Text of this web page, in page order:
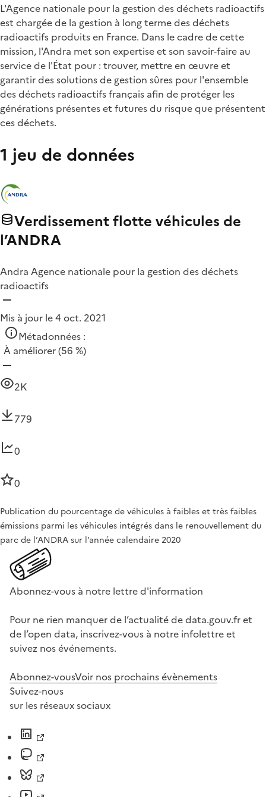
L'Agence nationale pour la gestion des déchets radioactifs
est chargée de la gestion à long terme des déchets
radioactifs produits en France. Dans le cadre de cette
mission, l'Andra met son expertise et son savoir-faire au
service de l'État pour : trouver, mettre en œuvre et
garantir des solutions de gestion sûres pour l'ensemble
des déchets radioactifs français afin de protéger les
générations présentes et futures du risque que présentent
ces déchets.
1 jeu de données
Verdissement flotte véhicules de
l’ANDRA
Andra Agence nationale pour la gestion des déchets
radioactifs
Mis à jour le 4 oct. 2021
Métadonnées :
À améliorer(56 %)
2K
779
0
0
Publication du pourcentage de véhicules à faibles et très faibles
émissions parmi les véhicules intégrés dans le renouvellement du
parc de l’ANDRA sur l’année calendaire 2020
Abonnez-vous à notre lettre d'information
Pour ne rien manquer de l’actualité de data.gouv.fr et
de l’open data, inscrivez-vous à notre infolettre et
suivez nos événements.
Abonnez-vousVoir nos prochains évènements
Suivez-nous
sur les réseaux sociaux